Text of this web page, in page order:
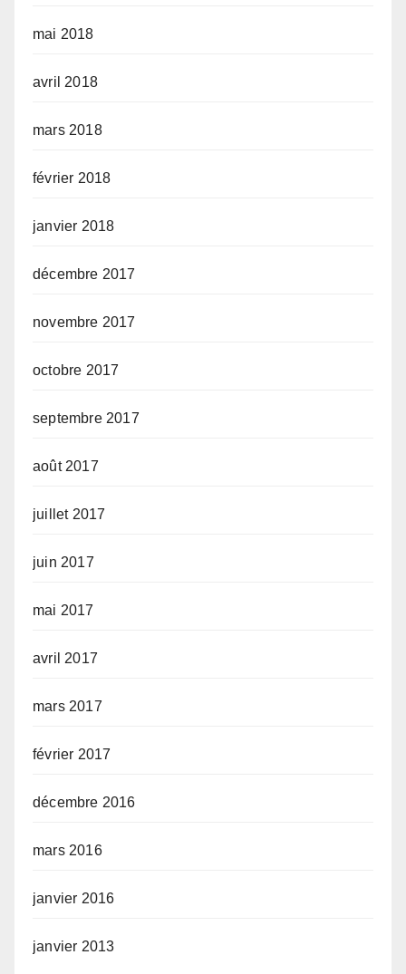
mai 2018
avril 2018
mars 2018
février 2018
janvier 2018
décembre 2017
novembre 2017
octobre 2017
septembre 2017
août 2017
juillet 2017
juin 2017
mai 2017
avril 2017
mars 2017
février 2017
décembre 2016
mars 2016
janvier 2016
janvier 2013